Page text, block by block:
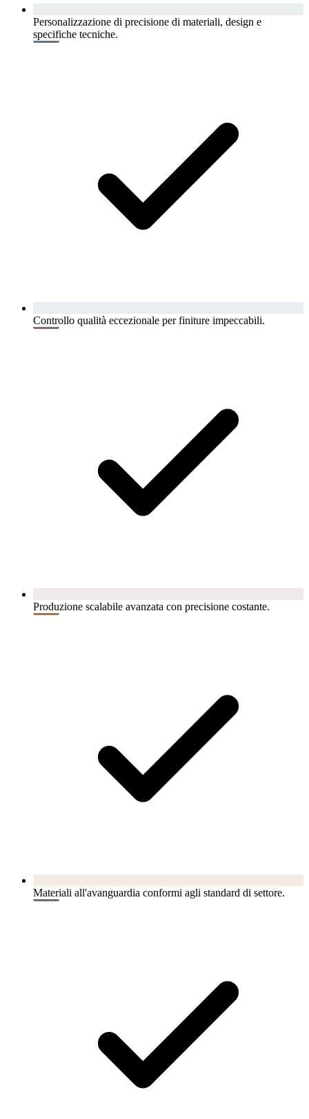
Personalizzazione di precisione di materiali, design e
specifiche tecniche.
Controllo qualità eccezionale per finiture impeccabili.
Produzione scalabile avanzata con precisione costante.
Materiali all'avanguardia conformi agli standard di settore.